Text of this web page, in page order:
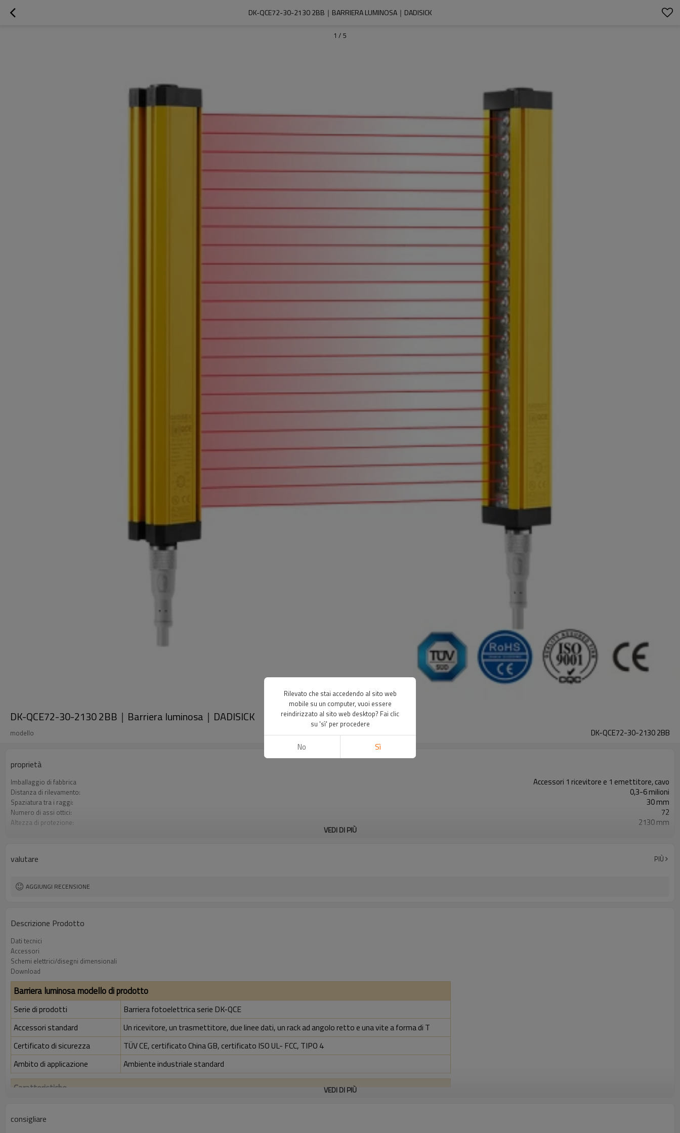
DK-QCE72-30-2130 2BB｜BARRIERA LUMINOSA｜DADISICK
1 / 5
DK-QCE72-30-2130 2BB｜Barriera luminosa｜DADISICK
modello DK-QCE72-30-2130 2BB
proprietà
Imballaggio di fabbrica Accessori 1 ricevitore e 1 emettitore, cavo
Distanza di rilevamento: 0,3-6 milioni
Spaziatura tra i raggi: 30 mm
Numero di assi ottici: 72
Altezza di protezione: 2130 mm
con accessori di montaggio
Certificazione: TUV, UL, CE, RoSH, GB
VEDI DI PIÙ
valutare PIÙ
AGGIUNGI RECENSIONE
Descrizione Prodotto
Dati tecnici
Accessori
Schemi elettrici/disegni dimensionali
Download
Barriera luminosa modello di prodotto
Serie di prodotti
Barriera fotoelettrica serie DK-QCE
Accessori standard
Un ricevitore, un trasmettitore, due linee dati, un rack ad angolo retto e una vite a forma di T
Certificato di sicurezza
TÜV CE, certificato China GB, certificato ISO UL- FCC, TIPO 4
Ambito di applicazione
Ambiente industriale standard
Caratteristiche
Controlla la precisione
VEDI DI PIÙ
consigliare
Rilevato che stai accedendo al sito web
mobile su un computer, vuoi essere
reindirizzato al sito web desktop? Fai clic
su 'sì' per procedere
No Sì